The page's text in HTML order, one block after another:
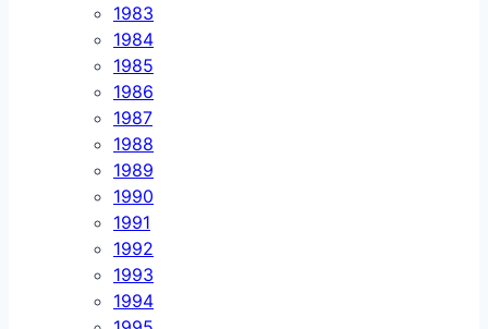
1983
1984
1985
1986
1987
1988
1989
1990
1991
1992
1993
1994